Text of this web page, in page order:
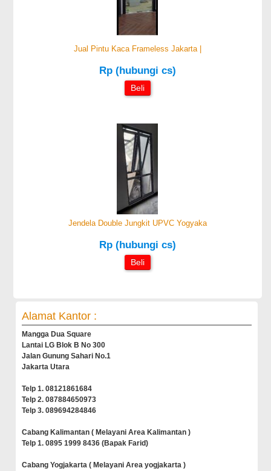
Jual Pintu Kaca Frameless Jakarta |
Rp (hubungi cs)
Beli
Jendela Double Jungkit UPVC Yogyaka
Rp (hubungi cs)
Beli
Alamat Kantor :
Mangga Dua Square
Lantai LG Blok B No 300
Jalan Gunung Sahari No.1
Jakarta Utara
Telp 1. 08121861684
Telp 2. 087884650973
Telp 3. 089694284846
Cabang Kalimantan ( Melayani Area Kalimantan )
Telp 1. 0895 1999 8436 (Bapak Farid)
Cabang Yogjakarta ( Melayani Area yogjakarta )